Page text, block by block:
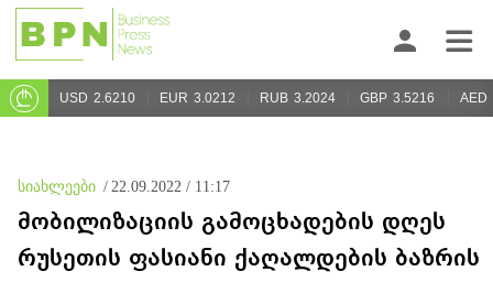
USD 2.6210 EUR 3.0212 RUB 3.2024 GBP 3.5216 AED
სიახლეები / 22.09.2022 / 11:17
მობილიზაციის გამოცხადების დღეს
რუსეთის ფასიანი ქაღალდების ბაზრის